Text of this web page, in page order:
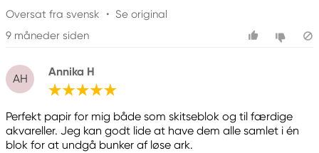
Oversat fra svensk • Se original
9 måneder siden
AH
Annika H
Perfekt papir for mig både som skitseblok og til færdige
akvareller. Jeg kan godt lide at have dem alle samlet i én
blok for at undgå bunker af løse ark.